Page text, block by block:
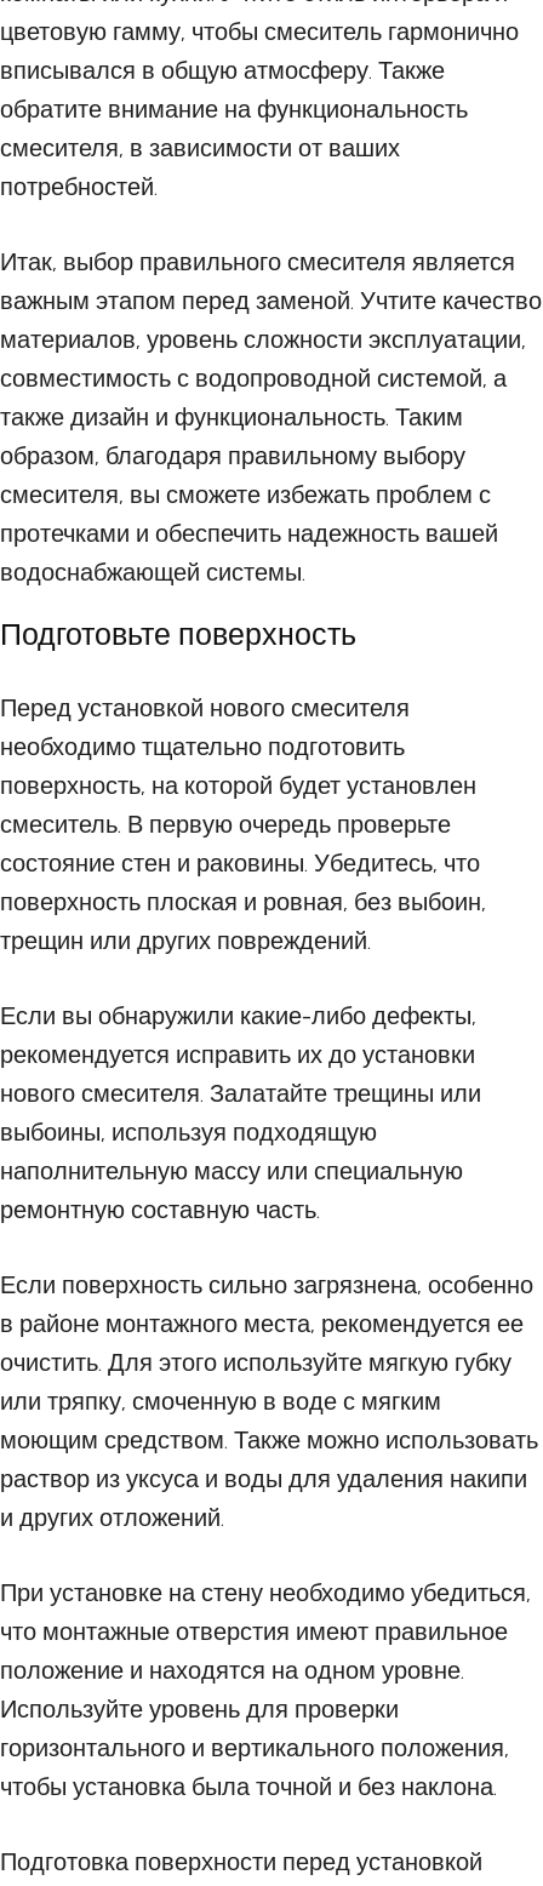
цветовую гамму, чтобы смеситель гармонично
вписывался в общую атмосферу. Также
обратите внимание на функциональность
смесителя, в зависимости от ваших
потребностей.
Итак, выбор правильного смесителя является
важным этапом перед заменой. Учтите качество
материалов, уровень сложности эксплуатации,
совместимость с водопроводной системой, а
также дизайн и функциональность. Таким
образом, благодаря правильному выбору
смесителя, вы сможете избежать проблем с
протечками и обеспечить надежность вашей
водоснабжающей системы.
Подготовьте поверхность
Перед установкой нового смесителя
необходимо тщательно подготовить
поверхность, на которой будет установлен
смеситель. В первую очередь проверьте
состояние стен и раковины. Убедитесь, что
поверхность плоская и ровная, без выбоин,
трещин или других повреждений.
Если вы обнаружили какие-либо дефекты,
рекомендуется исправить их до установки
нового смесителя. Залатайте трещины или
выбоины, используя подходящую
наполнительную массу или специальную
ремонтную составную часть.
Если поверхность сильно загрязнена, особенно
в районе монтажного места, рекомендуется ее
очистить. Для этого используйте мягкую губку
или тряпку, смоченную в воде с мягким
моющим средством. Также можно использовать
раствор из уксуса и воды для удаления накипи
и других отложений.
При установке на стену необходимо убедиться,
что монтажные отверстия имеют правильное
положение и находятся на одном уровне.
Используйте уровень для проверки
горизонтального и вертикального положения,
чтобы установка была точной и без наклона.
Подготовка поверхности перед установкой